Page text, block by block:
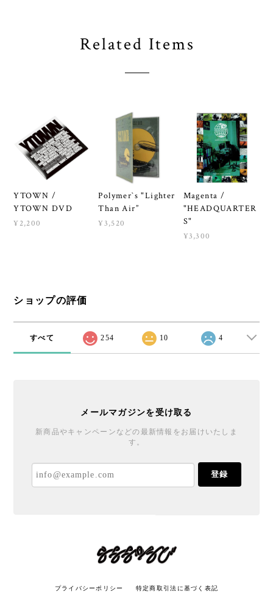
Related Items
YTOWN /
YTOWN DVD
¥2,200
Polymer`s "Lighter
Than Air”
¥3,520
Magenta /
"HEADQUARTER
S"
¥3,300
ショップの評価
すべて 254 10 4
メールマガジンを受け取る
新商品やキャンペーンなどの最新情報をお届けいたしま
す。
登録
プライバシーポリシー 特定商取引法に基づく表記